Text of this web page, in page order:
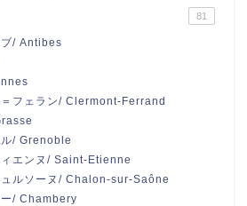
81
ブ/ Antibes
＝フェラン/ Clermont-Ferrand
ル/ Grenoble
エンヌ/ Saint-Etienne
ュルソーヌ/ Chalon-sur-Saône
ー/ Chambery